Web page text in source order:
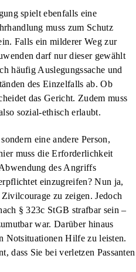
spielt ebenfalls eine
muss zum Schutz
Falls ein milderer Weg zur
darf nur dieser gewählt
häufig Auslegungssache und
des Einzelfalls ab. Ob
das Gericht. Zudem muss
sozial-ethisch erlaubt.
eine andere Person,
muss die Erforderlichkeit
des Angriffs
einzugreifen? Nun ja,
zu zeigen. Jedoch
§ 323c StGB strafbar sein –
war. Darüber hinaus
Notsituationen Hilfe zu leisten.
dass Sie bei verletzen Passanten